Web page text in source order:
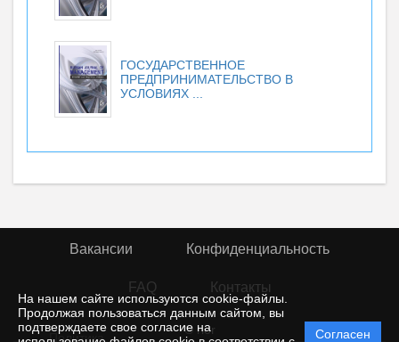
На нашем сайте используются cookie-файлы.
Продолжая пользоваться данным сайтом, вы
подтверждаете свое согласие на
Согласен
ГОСУДАРСТВЕННОЕ
ПРЕДПРИНИМАТЕЛЬСТВО В
УСЛОВИЯХ ...
Вакансии Конфиденциальность
FAQ Контакты
© rior
Политика